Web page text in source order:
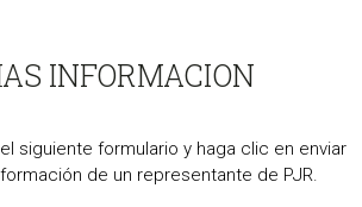
INFORMACION
siguiente formulario y haga clic en enviar
de un representante de PJR.